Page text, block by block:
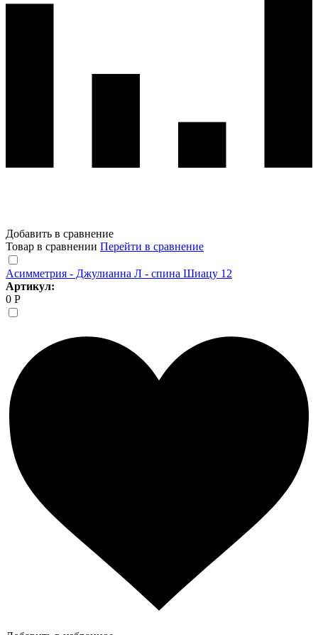
Добавить в сравнение
Товар в сравнении Перейти в сравнение
Асимметрия - Джулианна Л - спина Шиацу 12
Артикул:
0 Р